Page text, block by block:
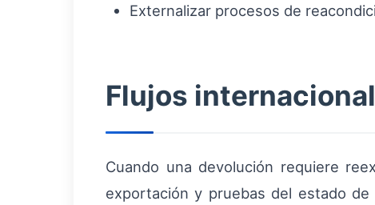
Externalizar procesos de
Flujos
Cuando una devolución requiere
exportación y pruebas del estado